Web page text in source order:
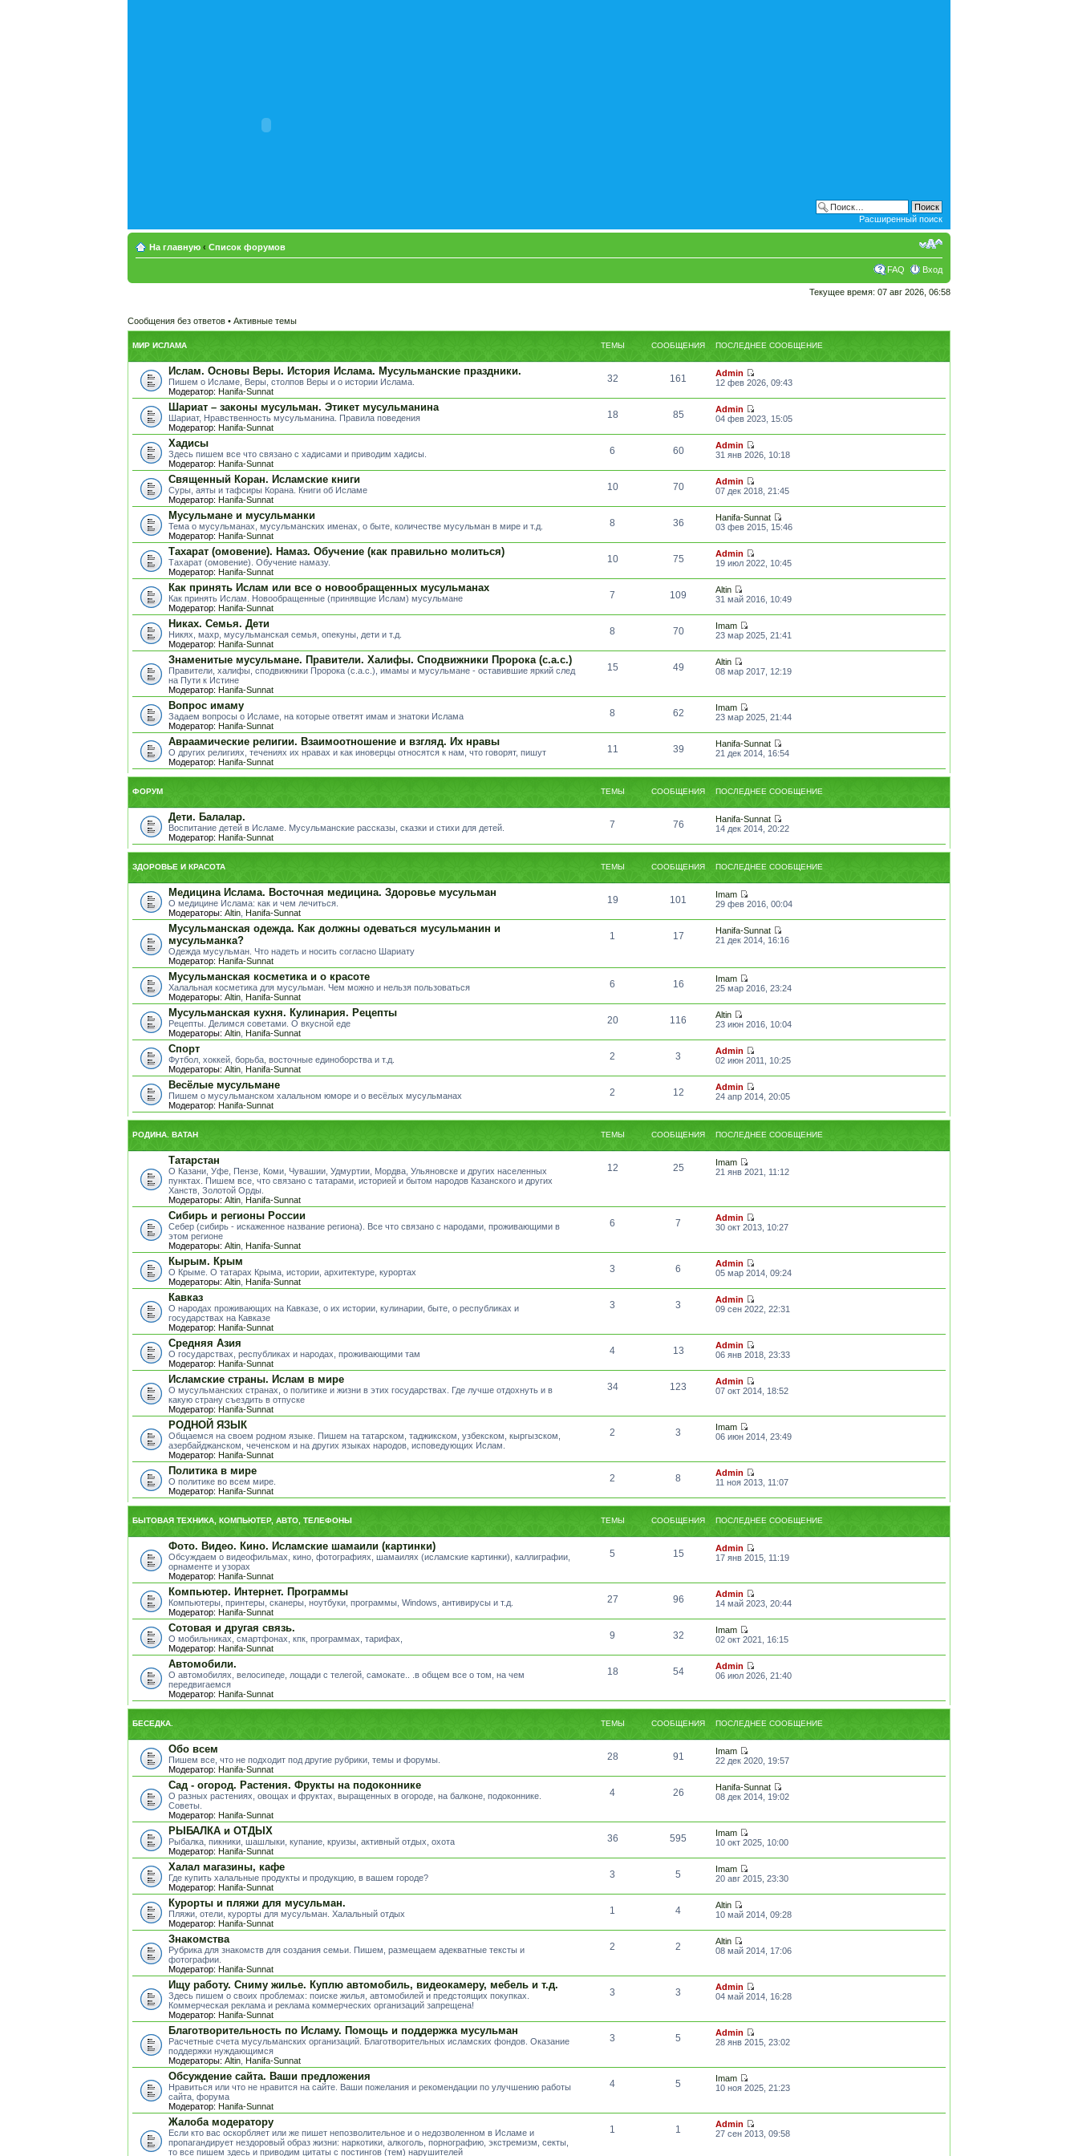
Расширенный поиск
На главную ‹ Список форумов
FAQ Вход
Текущее время: 07 авг 2026, 06:58
Сообщения без ответов • Активные темы
МИР ИСЛАМА ТЕМЫ СООБЩЕНИЯ ПОСЛЕДНЕЕ СООБЩЕНИЕ
Ислам. Основы Веры. История Ислама. Мусульманские праздники.
Пишем о Исламе, Веры, столпов Веры и о истории Ислама.
Модератор: Hanifa-Sunnat
32 161
Admin
12 фев 2026, 09:43
Шариат – законы мусульман. Этикет мусульманина
Шариат, Нравственность мусульманина. Правила поведения
Модератор: Hanifa-Sunnat
18 85
Admin
04 фев 2023, 15:05
Хадисы
Здесь пишем все что связано с хадисами и приводим хадисы.
Модератор: Hanifa-Sunnat
6 60
Admin
31 янв 2026, 10:18
Священный Коран. Исламские книги
Суры, аяты и тафсиры Корана. Книги об Исламе
Модератор: Hanifa-Sunnat
10 70
Admin
07 дек 2018, 21:45
Мусульмане и мусульманки
Тема о мусульманах, мусульманских именах, о быте, количестве мусульман в мире и т.д.
Модератор: Hanifa-Sunnat
8 36
Hanifa-Sunnat
03 фев 2015, 15:46
Тахарат (омовение). Намаз. Обучение (как правильно молиться)
Тахарат (омовение). Обучение намазу.
Модератор: Hanifa-Sunnat
10 75
Admin
19 июл 2022, 10:45
Как принять Ислам или все о новообращенных мусульманах
Как принять Ислам. Новообращенные (принявщие Ислам) мусульмане
Модератор: Hanifa-Sunnat
7 109
Altin
31 май 2016, 10:49
Никах. Семья. Дети
Никях, махр, мусульманская семья, опекуны, дети и т.д.
Модератор: Hanifa-Sunnat
8 70
Imam
23 мар 2025, 21:41
Знаменитые мусульмане. Правители. Халифы. Сподвижники Пророка (с.а.с.)
Правители, халифы, сподвижники Пророка (с.а.с.), имамы и мусульмане - оставившие яркий след
на Пути к Истине
Модератор: Hanifa-Sunnat
15 49
Altin
08 мар 2017, 12:19
Вопрос имаму
Задаем вопросы о Исламе, на которые ответят имам и знатоки Ислама
Модератор: Hanifa-Sunnat
8 62
Imam
23 мар 2025, 21:44
Авраамические религии. Взаимоотношение и взгляд. Их нравы
О других религиях, течениях их нравах и как иноверцы относятся к нам, что говорят, пишут
Модератор: Hanifa-Sunnat
11 39
Hanifa-Sunnat
21 дек 2014, 16:54
ФОРУМ ТЕМЫ СООБЩЕНИЯ ПОСЛЕДНЕЕ СООБЩЕНИЕ
Дети. Балалар.
Воспитание детей в Исламе. Мусульманские рассказы, сказки и стихи для детей.
Модератор: Hanifa-Sunnat
7 76
Hanifa-Sunnat
14 дек 2014, 20:22
ЗДОРОВЬЕ И КРАСОТА ТЕМЫ СООБЩЕНИЯ ПОСЛЕДНЕЕ СООБЩЕНИЕ
Медицина Ислама. Восточная медицина. Здоровье мусульман
О медицине Ислама: как и чем лечиться.
Модераторы: Altin Hanifa-Sunnat
19 101
Imam
29 фев 2016, 00:04
Мусульманская одежда. Как должны одеваться мусульманин и
мусульманка?
Одежда мусульман. Что надеть и носить согласно Шариату
Модератор: Hanifa-Sunnat
1 17
Hanifa-Sunnat
21 дек 2014, 16:16
Мусульманская косметика и о красоте
Халальная косметика для мусульман. Чем можно и нельзя пользоваться
Модераторы: Altin Hanifa-Sunnat
6 16
Imam
25 мар 2016, 23:24
Мусульманская кухня. Кулинария. Рецепты
Рецепты. Делимся советами. О вкусной еде
Модераторы: Altin Hanifa-Sunnat
20 116
Altin
23 июн 2016, 10:04
Спорт
Футбол, хоккей, борьба, восточные единоборства и т.д.
Модераторы: Altin Hanifa-Sunnat
2 3
Admin
02 июн 2011, 10:25
Весёлые мусульмане
Пишем о мусульманском халальном юморе и о весёлых мусульманах
Модератор: Hanifa-Sunnat
2 12
Admin
24 апр 2014, 20:05
РОДИНА. ВАТАН ТЕМЫ СООБЩЕНИЯ ПОСЛЕДНЕЕ СООБЩЕНИЕ
Татарстан
О Казани, Уфе, Пензе, Коми, Чувашии, Удмуртии, Мордва, Ульяновске и других населенных
пунктах. Пишем все, что связано с татарами, историей и бытом народов Казанского и других
Ханств, Золотой Орды.
Модераторы: Altin Hanifa-Sunnat
12 25
Imam
21 янв 2021, 11:12
Сибирь и регионы России
Себер (сибирь - искаженное название региона). Все что связано с народами, проживающими в
этом регионе
Модераторы: Altin Hanifa-Sunnat
6 7
Admin
30 окт 2013, 10:27
Кырым. Крым
О Крыме. О татарах Крыма, истории, архитектуре, курортах
Модераторы: Altin Hanifa-Sunnat
3 6
Admin
05 мар 2014, 09:24
Кавказ
О народах проживающих на Кавказе, о их истории, кулинарии, быте, о республиках и
государствах на Кавказе
Модератор: Hanifa-Sunnat
3 3
Admin
09 сен 2022, 22:31
Средняя Азия
О государствах, республиках и народах, проживающими там
Модератор: Hanifa-Sunnat
4 13
Admin
06 янв 2018, 23:33
Исламские страны. Ислам в мире
О мусульманских странах, о политике и жизни в этих государствах. Где лучше отдохнуть и в
какую страну съездить в отпуске
Модератор: Hanifa-Sunnat
34 123
Admin
07 окт 2014, 18:52
РОДНОЙ ЯЗЫК
Общаемся на своем родном языке. Пишем на татарском, таджикском, узбекском, кыргызском,
азербайджанском, чеченском и на других языках народов, исповедующих Ислам.
Модератор: Hanifa-Sunnat
2 3
Imam
06 июн 2014, 23:49
Политика в мире
О политике во всем мире.
Модератор: Hanifa-Sunnat
2 8
Admin
11 ноя 2013, 11:07
БЫТОВАЯ ТЕХНИКА, КОМПЬЮТЕР, АВТО, ТЕЛЕФОНЫ ТЕМЫ СООБЩЕНИЯ ПОСЛЕДНЕЕ СООБЩЕНИЕ
Фото. Видео. Кино. Исламские шамаили (картинки)
Обсуждаем о видеофильмах, кино, фотографиях, шамаилях (исламские картинки), каллиграфии,
орнаменте и узорах
Модератор: Hanifa-Sunnat
5 15
Admin
17 янв 2015, 11:19
Компьютер. Интернет. Программы
Компьютеры, принтеры, сканеры, ноутбуки, программы, Windows, антивирусы и т.д.
Модератор: Hanifa-Sunnat
27 96
Admin
14 май 2023, 20:44
Сотовая и другая связь.
О мобильниках, смартфонах, кпк, программах, тарифах,
Модератор: Hanifa-Sunnat
9 32
Imam
02 окт 2021, 16:15
Автомобили.
О автомобилях, велосипеде, лощади с телегой, самокате.. .в общем все о том, на чем
передвигаемся
Модератор: Hanifa-Sunnat
18 54
Admin
06 июл 2026, 21:40
БЕСЕДКА. ТЕМЫ СООБЩЕНИЯ ПОСЛЕДНЕЕ СООБЩЕНИЕ
Обо всем
Пишем все, что не подходит под другие рубрики, темы и форумы.
Модератор: Hanifa-Sunnat
28 91
Imam
22 дек 2020, 19:57
Сад - огород. Растения. Фрукты на подоконнике
О разных растениях, овощах и фруктах, выращенных в огороде, на балконе, подоконнике.
Советы.
Модератор: Hanifa-Sunnat
4 26
Hanifa-Sunnat
08 дек 2014, 19:02
РЫБАЛКА и ОТДЫХ
Рыбалка, пикники, шашлыки, купание, круизы, активный отдых, охота
Модератор: Hanifa-Sunnat
36 595
Imam
10 окт 2025, 10:00
Халал магазины, кафе
Где купить халальные продукты и продукцию, в вашем городе?
Модератор: Hanifa-Sunnat
3 5
Imam
20 авг 2015, 23:30
Курорты и пляжи для мусульман.
Пляжи, отели, курорты для мусульман. Халальный отдых
Модератор: Hanifa-Sunnat
1 4
Altin
10 май 2014, 09:28
Знакомства
Рубрика для знакомств для создания семьи. Пишем, размещаем адекватные тексты и
фотографии.
Модератор: Hanifa-Sunnat
2 2
Altin
08 май 2014, 17:06
Ищу работу. Сниму жилье. Куплю автомобиль, видеокамеру, мебель и т.д.
Здесь пишем о своих проблемах: поиске жилья, автомобилей и предстоящих покупках.
Коммерческая реклама и реклама коммерческих организаций запрещена!
Модератор: Hanifa-Sunnat
3 3
Admin
04 май 2014, 16:28
Благотворительность по Исламу. Помощь и поддержка мусульман
Расчетные счета мусульманских организаций. Благотворительных исламских фондов. Оказание
поддержки нуждающимся
Модераторы: Altin Hanifa-Sunnat
3 5
Admin
28 янв 2015, 23:02
Обсуждение сайта. Ваши предложения
Нравиться или что не нравится на сайте. Ваши пожелания и рекомендации по улучшению работы
сайта, форума
Модератор: Hanifa-Sunnat
4 5
Imam
10 ноя 2025, 21:23
Жалоба модератору
Если кто вас оскорбляет или же пишет непозволительное и о недозволенном в Исламе и
пропагандирует нездоровый образ жизни: наркотики, алкоголь, порнографию, экстремизм, секты,
то все пишем здесь и приводим цитаты с постингов (тем) нарушителей
1 1
Admin
27 сен 2013, 09:58